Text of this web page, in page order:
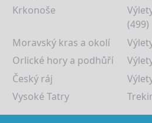
Krkonoše
(499)
Moravský kras a okolí
Orlické hory a podhůří
Český ráj
Vysoké Tatry